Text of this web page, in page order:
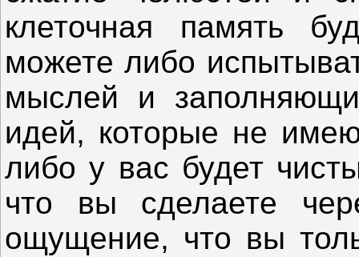
клеточная память
можете либо
мыслей и
идей, которые не
либо у вас будет
что вы сделаете
ощущение, что вы